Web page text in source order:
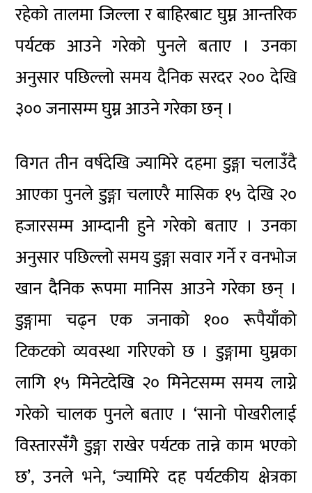
रहेको तालमा जिल्ला र बाहिरबाट घुम्न आन्तरिक
पर्यटक आउने गरेको पुनले बताए । उनका
अनुसार पछिल्लो समय दैनिक सरदर २०० देखि
३०० जनासम्म घुम्न आउने गरेका छन् ।
विगत तीन वर्षदेखि ज्यामिरे दहमा डुङ्गा चलाउँदै
आएका पुनले डुङ्गा चलाएरै मासिक १५ देखि २०
हजारसम्म आम्दानी हुने गरेको बताए । उनका
अनुसार पछिल्लो समय डुङ्गा सवार गर्ने र वनभोज
खान दैनिक रूपमा मानिस आउने गरेका छन् ।
डुङ्गामा चढ्न एक जनाको १०० रूपैयाँको
टिकटको व्यवस्था गरिएको छ । डुङ्गामा घुम्नका
लागि १५ मिनेटदेखि २० मिनेटसम्म समय लाग्ने
गरेको चालक पुनले बताए । ‘सानो पोखरीलाई
विस्तारसँगै डुङ्गा राखेर पर्यटक तान्ने काम भएको
छ’, उनले भने, ‘ज्यामिरे दह पर्यटकीय क्षेत्रका